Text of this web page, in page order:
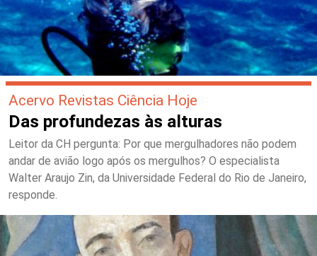
Acervo Revistas Ciência Hoje
Das profundezas às alturas
Leitor da CH pergunta: Por que mergulhadores não podem
andar de avião logo após os mergulhos? O especialista
Walter Araujo Zin, da Universidade Federal do Rio de Janeiro,
responde.